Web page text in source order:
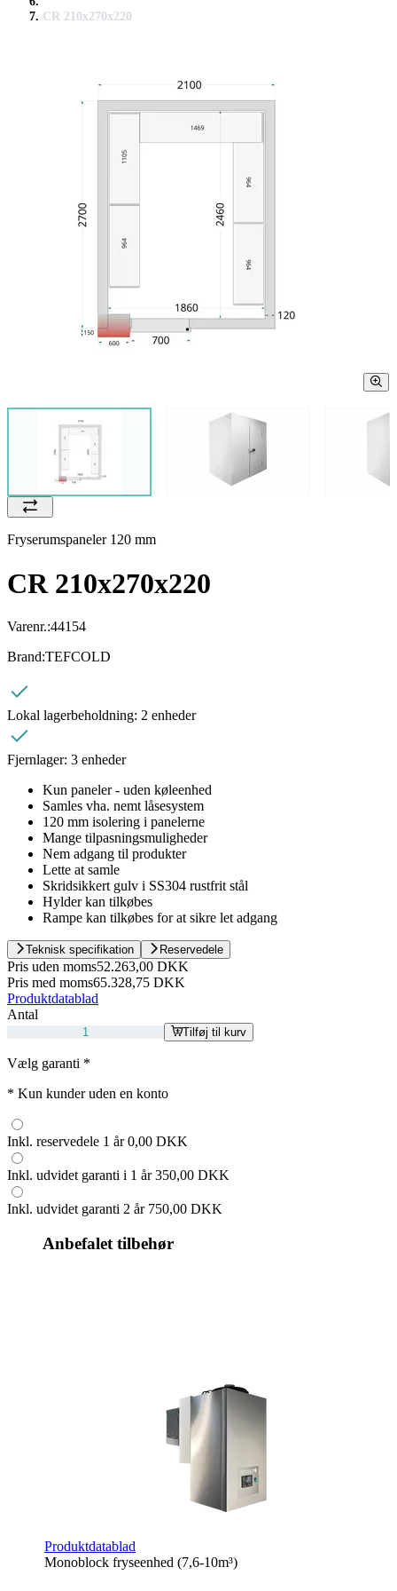
CR 210x270x220
Fryserumspaneler 120 mm
CR 210x270x220
Varenr.:44154
Brand:TEFCOLD
Lokal lagerbeholdning: 2 enheder
Fjernlager: 3 enheder
Kun paneler - uden køleenhed
Samles vha. nemt låsesystem
120 mm isolering i panelerne
Mange tilpasningsmuligheder
Nem adgang til produkter
Lette at samle
Skridsikkert gulv i SS304 rustfrit stål
Hylder kan tilkøbes
Rampe kan tilkøbes for at sikre let adgang
Teknisk specifikation Reservedele
Pris uden moms52.263,00 DKK
Pris med moms65.328,75 DKK
Produktdatablad
Antal
Tilføj til kurv
Vælg garanti *
* Kun kunder uden en konto
Inkl. reservedele 1 år0,00 DKK
Inkl. udvidet garanti i 1 år350,00 DKK
Inkl. udvidet garanti 2 år 750,00 DKK
Anbefalet tilbehør
Produktdatablad
Monoblock fryseenhed (7,6-10m³)